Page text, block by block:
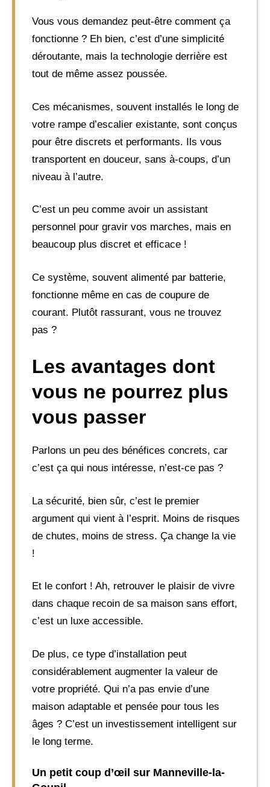
Vous vous demandez peut-être comment ça
fonctionne ? Eh bien, c’est d’une simplicité
déroutante, mais la technologie derrière est
tout de même assez poussée.
Ces mécanismes, souvent installés le long de
votre rampe d’escalier existante, sont conçus
pour être discrets et performants. Ils vous
transportent en douceur, sans à-coups, d’un
niveau à l’autre.
C’est un peu comme avoir un assistant
personnel pour gravir vos marches, mais en
beaucoup plus discret et efficace !
Ce système, souvent alimenté par batterie,
fonctionne même en cas de coupure de
courant. Plutôt rassurant, vous ne trouvez
pas ?
Les avantages dont
vous ne pourrez plus
vous passer
Parlons un peu des bénéfices concrets, car
c’est ça qui nous intéresse, n’est-ce pas ?
La sécurité, bien sûr, c’est le premier
argument qui vient à l’esprit. Moins de risques
de chutes, moins de stress. Ça change la vie
!
Et le confort ! Ah, retrouver le plaisir de vivre
dans chaque recoin de sa maison sans effort,
c’est un luxe accessible.
De plus, ce type d’installation peut
considérablement augmenter la valeur de
votre propriété. Qui n’a pas envie d’une
maison adaptable et pensée pour tous les
âges ? C’est un investissement intelligent sur
le long terme.
Un petit coup d’œil sur Manneville-la-